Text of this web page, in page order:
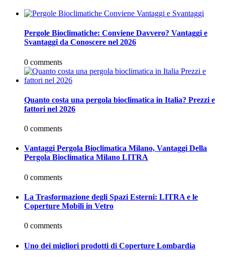
Pergole Bioclimatiche: Conviene Davvero? Vantaggi e
Svantaggi da Conoscere nel 2026
0 comments
Quanto costa una pergola bioclimatica in Italia? Prezzi e
fattori nel 2026
0 comments
Vantaggi Pergola Bioclimatica Milano, Vantaggi Della
Pergola Bioclimatica Milano LITRA
0 comments
La Trasformazione degli Spazi Esterni: LITRA e le
Coperture Mobili in Vetro
0 comments
Uno dei migliori prodotti di Coperture Lombardia